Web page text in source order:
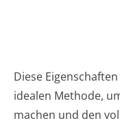
Diese
idealen Methode,
machen und den